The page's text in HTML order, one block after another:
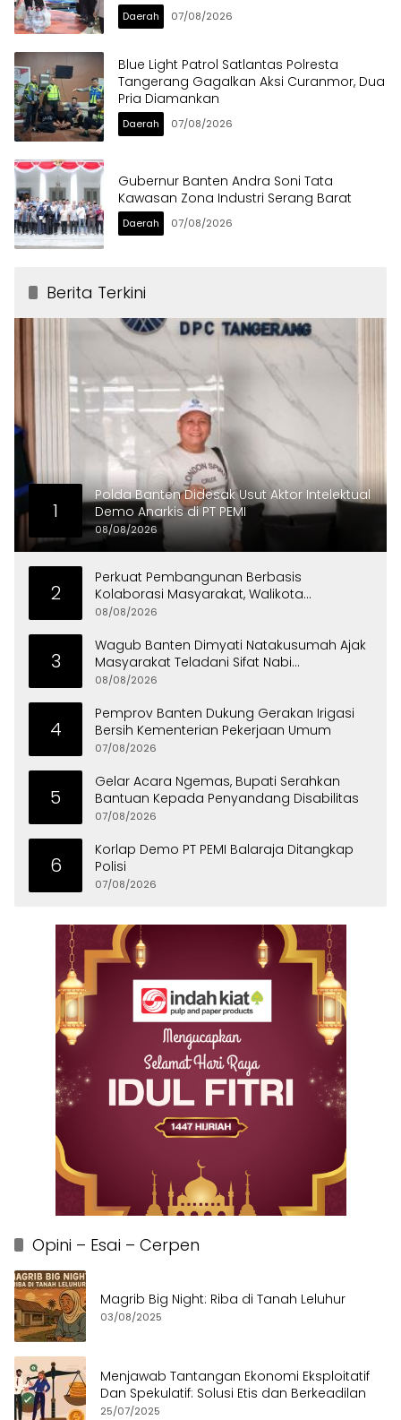
Daerah 07/08/2026
Blue Light Patrol Satlantas Polresta
Tangerang Gagalkan Aksi Curanmor, Dua
Pria Diamankan
Daerah 07/08/2026
Gubernur Banten Andra Soni Tata
Kawasan Zona Industri Serang Barat
Daerah 07/08/2026
Berita Terkini
1
Polda Banten Didesak Usut Aktor Intelektual
Demo Anarkis di PT PEMI
08/08/2026
2
Perkuat Pembangunan Berbasis
Kolaborasi Masyarakat, Walikota
Tangerang Raih LPM Award 2026
08/08/2026
3
Wagub Banten Dimyati Natakusumah Ajak
Masyarakat Teladani Sifat Nabi
Muhammad
08/08/2026
4
Pemprov Banten Dukung Gerakan Irigasi
Bersih Kementerian Pekerjaan Umum
07/08/2026
5
Gelar Acara Ngemas, Bupati Serahkan
Bantuan Kepada Penyandang Disabilitas
07/08/2026
6
Korlap Demo PT PEMI Balaraja Ditangkap
Polisi
07/08/2026
Opini – Esai – Cerpen
Magrib Big Night: Riba di Tanah Leluhur
03/08/2025
Menjawab Tantangan Ekonomi Eksploitatif
Dan Spekulatif: Solusi Etis dan Berkeadilan
25/07/2025